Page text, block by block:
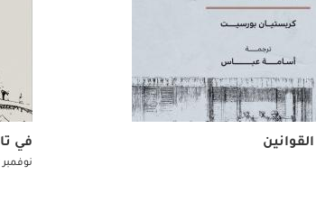
في
نوفمبر 12, 2023